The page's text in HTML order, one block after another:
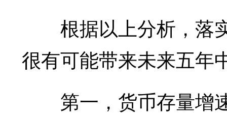
根据以上分析，落
很有可能带来未来五年
第一，货币存量增